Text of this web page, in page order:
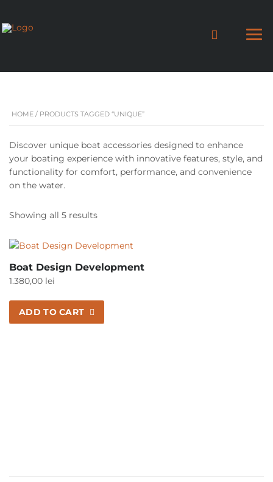
HOME / PRODUCTS TAGGED “UNIQUE”
Discover unique boat accessories designed to enhance
your boating experience with innovative features, style, and
functionality for comfort, performance, and convenience
on the water.
Showing all 5 results
Boat Design Development
1.380,00 lei
ADD TO CART